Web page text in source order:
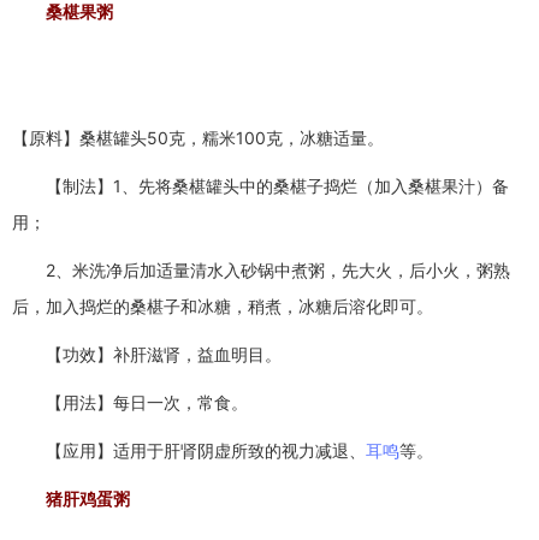
桑椹果粥
【原料】桑椹罐头50克，糯米100克，冰糖适量。
【制法】1、先将桑椹罐头中的桑椹子捣烂（加入桑椹果汁）备
用；
2、米洗净后加适量清水入砂锅中煮粥，先大火，后小火，粥熟
后，加入捣烂的桑椹子和冰糖，稍煮，冰糖后溶化即可。
【功效】补肝滋肾，益血明目。
【用法】每日一次，常食。
【应用】适用于肝肾阴虚所致的视力减退、 耳鸣等。
猪肝鸡蛋粥